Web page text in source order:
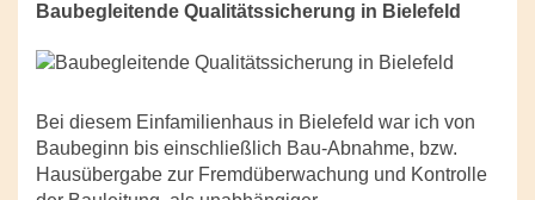
Baubegleitende Qualitätssicherung in Bielefeld
Bei diesem Einfamilienhaus in Bielefeld war ich von
Baubeginn bis einschließlich Bau-Abnahme, bzw.
Hausübergabe zur Fremdüberwachung und Kontrolle